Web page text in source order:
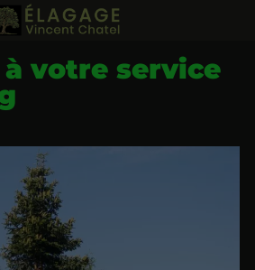
votre service